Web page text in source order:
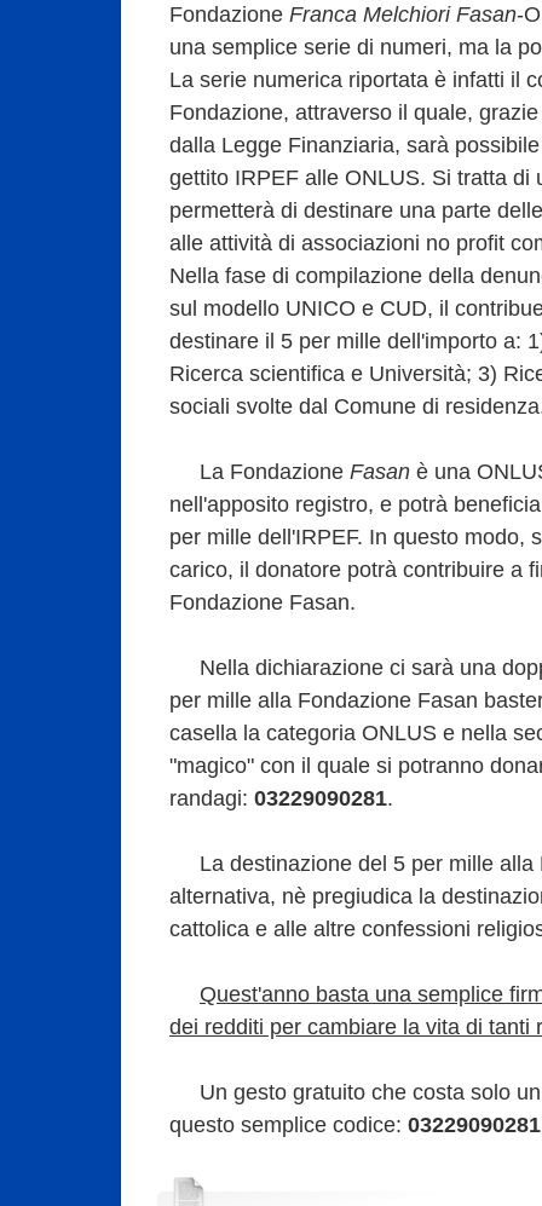
Fondazione Franca Melchiori Fasan-
una semplice serie di numeri, ma la
La serie numerica riportata è infatti il
Fondazione, attraverso il quale,
dalla Legge Finanziaria, sarà
gettito IRPEF alle ONLUS. Si tratta di
permetterà di destinare una parte
alle attività di associazioni no profit
Nella fase di compilazione della
sul modello UNICO e CUD, il
destinare il 5 per mille dell'importo a:
Ricerca scientifica e Università; 3)
sociali svolte dal Comune di
La Fondazione Fasan è una
nell'apposito registro, e potrà
per mille dell'IRPEF. In questo modo,
carico, il donatore potrà contribuire a
Fondazione Fasan.
Nella dichiarazione ci sarà una
per mille alla Fondazione Fasan
casella la categoria ONLUS e nella
"magico" con il quale si potranno
randagi: 03229090281.
La destinazione del 5 per mille alla
alternativa, nè pregiudica la
cattolica e alle altre confessioni
Quest'anno basta una semplice
dei redditi per cambiare la vita di tanti
Un gesto gratuito che costa solo
questo semplice codice: 03229090281